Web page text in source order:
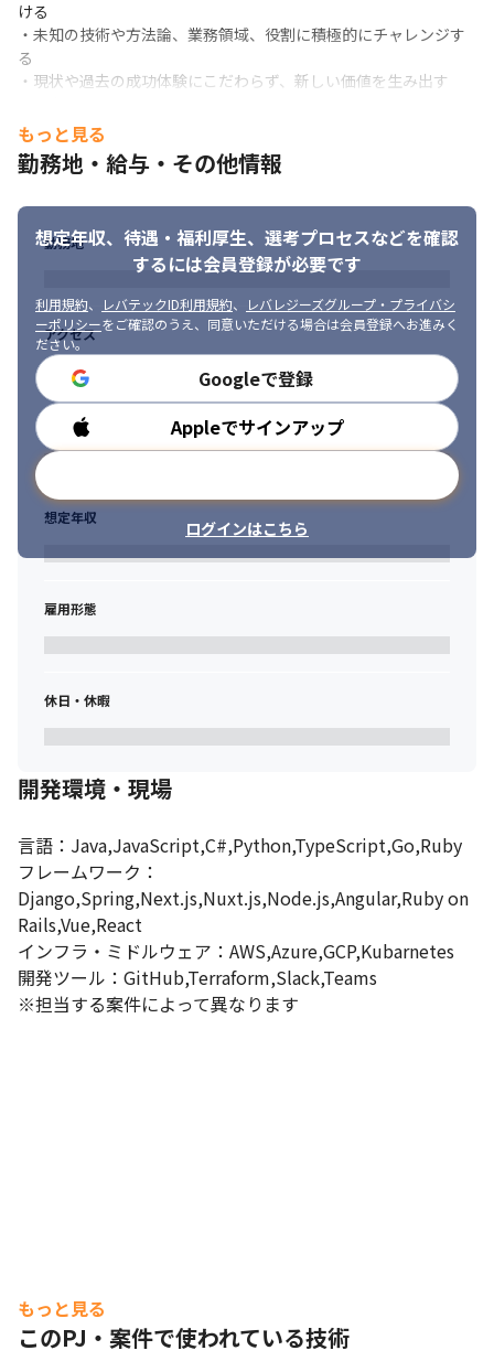
ける
・未知の技術や方法論、業務領域、役割に積極的にチャレンジす
る
・現状や過去の成功体験にこだわらず、新しい価値を生み出す
スタイルを尊重する
求められる技術や経験は多岐にわたりますが、最初から全ての素
を絞り、より良い仕事をしようと努めてきた」、「技術に対して
愛着を持ち、自己研鑽を続けている」、そんな方を私達は求めて
もっと見る
勤務地・給与・その他情報
想定年収、待遇・福利厚生、 選考プロセスなどを確認
するには会員登録が必要です
利用規約、 レバテックID利用規約、
レバレジーズグループ・プライバシ
ーポリシーをご確認のうえ、同意いただける場合は会員登録へお進みく
ださい。
Googleで登録
Appleでサインアップ
ログインはこちら
勤務地
アクセス
勤務時間
想定年収
雇用形態
休日・休暇
開発環境・現場
言語：Java,JavaScript,C#,Python,TypeScript,Go,Ruby
フレームワーク：
Django,Spring,Next.js,Nuxt.js,Node.js,Angular,Ruby on
Rails,Vue,React
インフラ・ミドルウェア：AWS,Azure,GCP,Kubarnetes
開発ツール：GitHub,Terraform,Slack,Teams
※担当する案件によって異なります
もっと見る
このPJ・案件で使われている技術